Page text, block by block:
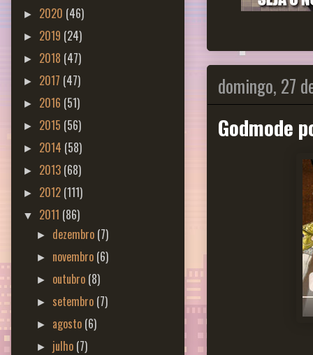
domingo, 27
Godmode
► 2020 (46)
► 2019 (24)
► 2018 (47)
► 2017 (47)
► 2016 (51)
► 2015 (56)
► 2014 (58)
► 2013 (68)
► 2012 (111)
▼ 2011 (86)
► dezembro (7)
► novembro (6)
► outubro (8)
► setembro (7)
► agosto (6)
► julho (7)